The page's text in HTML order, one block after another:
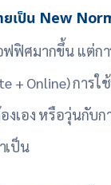
เป็น New
ฟิศมากขึ้น แต่ก
+ Online) การใ
งเอง หรือวุ่นกับก
เป็น